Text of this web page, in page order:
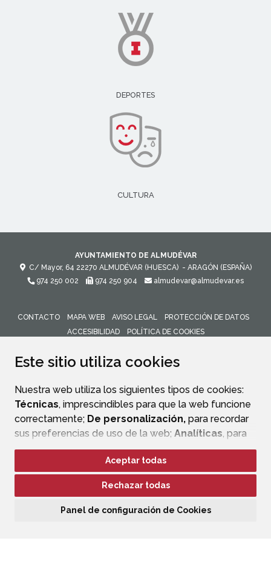
Este sitio utiliza cookies
Nuestra web utiliza los siguientes tipos de cookies:
Técnicas, imprescindibles para que la web funcione
correctamente; De personalización, para recordar
sus preferencias de uso de la web; Analíticas, para
mejorar el funcionamiento de la web y sus servicios.
Si acepta pulsando el botón“Aceptar todas”
consideramos que acepta su uso. Si pulsa el botón
ninguna acción, se guardarán las cookies técnicas
Aceptar todas
Rechazar todas
Panel de configuración de Cookies
DEPORTES
CULTURA
AYUNTAMIENTO DE ALMUDÉVAR
C/ Mayor, 64 22270 ALMUDÉVAR (HUESCA) - ARAGÓN (ESPAÑA)
974 250 002
974 250 904 almudevar@almudevar.es
CONTACTO MAPA WEB AVISO LEGAL
PROTECCIÓN DE DATOS
ACCESIBILIDAD
POLÍTICA DE COOKIES